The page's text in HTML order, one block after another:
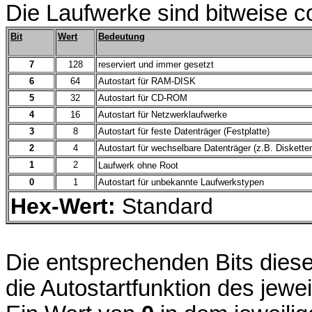
Die Laufwerke sind bitweise
Bit Wert Bedeutung
7 128
reserviert und immer gesetzt
6
64
Autostart für RAM-DISK
5
32
Autostart für CD-ROM
4
16
Autostart für Netzwerklaufwerke
3
8
Autostart für feste Datenträger (Festplatte)
2
4
Autostart für wechselbare Datenträger (z.B.
1
2
Laufwerk ohne Root
0
1 Autostart für unbekannte Laufwerkstypen
Hex-Wert: Standard
Die entsprechenden Bits
die Autostartfunktion des